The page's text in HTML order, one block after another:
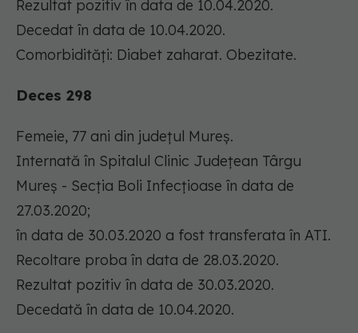
Rezultat pozitiv în data de 10.04.2020.
Decedat în data de 10.04.2020.
Comorbidități: Diabet zaharat. Obezitate.
Deces 298
Femeie, 77 ani din județul Mureș.
Internată în Spitalul Clinic Județean Târgu
Mureș - Secția Boli Infecțioase în data de
27.03.2020;
în data de 30.03.2020 a fost transferata în ATI.
Recoltare proba în data de 28.03.2020.
Rezultat pozitiv în data de 30.03.2020.
Decedată în data de 10.04.2020.